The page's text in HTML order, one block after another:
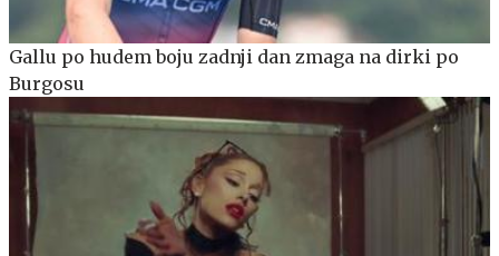
Gallu po hudem boju zadnji dan zmaga na dirki po
Burgosu